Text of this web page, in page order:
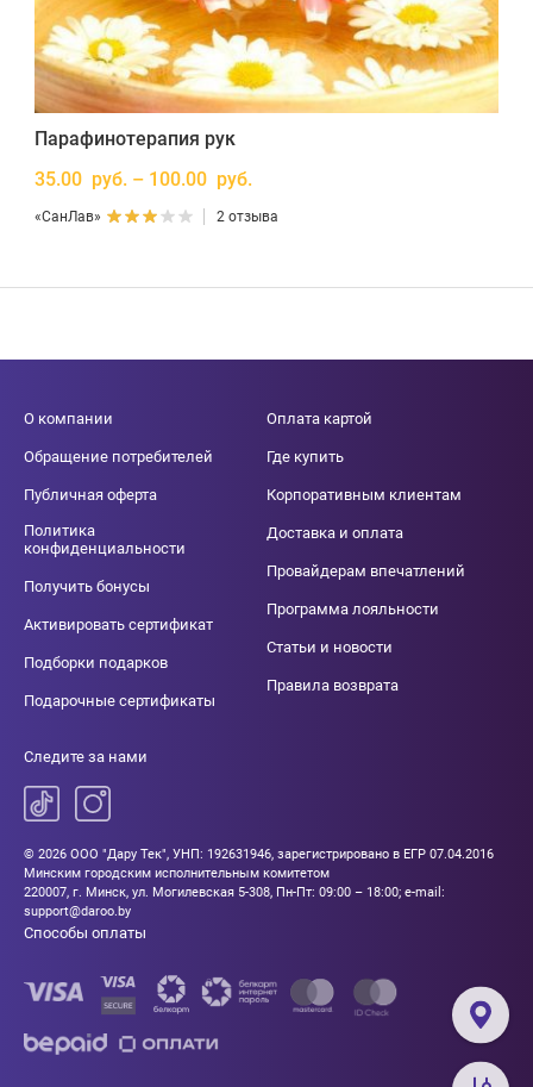
Парафинотерапия рук
35.00 руб. – 100.00 руб.
«СанЛав» 2 отзыва
О компании
Обращение потребителей
Публичная оферта
Политика
конфиденциальности
Получить бонусы
Активировать сертификат
Подборки подарков
Подарочные сертификаты
Оплата картой
Где купить
Корпоративным клиентам
Доставка и оплата
Провайдерам впечатлений
Программа лояльности
Статьи и новости
Правила возврата
Следите за нами
© 2026 ООО "Дару Тек", УНП: 192631946, зарегистрировано в ЕГР 07.04.2016
Минским городским исполнительным комитетом
220007, г. Минск, ул. Могилевская 5-308, Пн-Пт: 09:00 – 18:00; e-mail:
support@daroo.by
Способы оплаты